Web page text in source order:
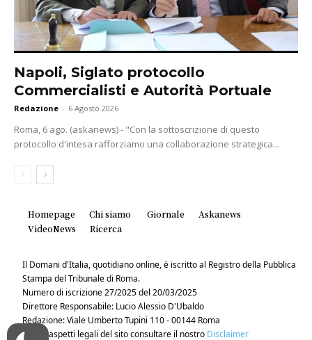
Napoli, Siglato protocollo
Commercialisti e Autorità Portuale
Redazione - 6 Agosto 2026
Roma, 6 ago. (askanews) - "Con la sottoscrizione di questo
protocollo d'intesa rafforziamo una collaborazione strategica...
Homepage Chi siamo Giornale
Askanews
VideoNews
Ricerca
Il Domani d'Italia, quotidiano online, è iscritto al Registro della Pubblica
Stampa del Tribunale di Roma.
Numero di iscrizione 27/2025 del 20/03/2025
Direttore Responsabile: Lucio Alessio D'Ubaldo
Redazione: Viale Umberto Tupini 110 - 00144 Roma
Per gli aspetti legali del sito consultare il nostro Disclaimer